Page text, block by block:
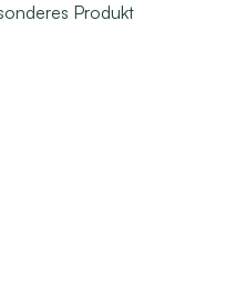
Produkt